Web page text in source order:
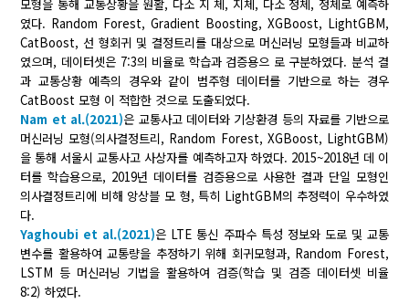
모형을 통해 교통상황을 원활, 다소 지 체, 지체, 다소 정체, 정체로 예측하
였다. Random Forest, Gradient Boosting, XGBoost, LightGBM,
CatBoost, 선 형회귀 및 결정트리를 대상으로 머신러닝 모형들과 비교하
였으며, 데이터셋은 7:3의 비율로 학습과 검증용으 로 구분하였다. 분석 결
과 교통상황 예측의 경우와 같이 범주형 데이터를 기반으로 하는 경우
CatBoost 모형 이 적합한 것으로 도출되었다.
Nam et al.(2021)은 교통사고 데이터와 기상환경 등의 자료를 기반으로
머신러닝 모형(의사결정트리, Random Forest, XGBoost, LightGBM)
을 통해 서울시 교통사고 사상자를 예측하고자 하였다. 2015~2018년 데 이
터를 학습용으로, 2019년 데이터를 검증용으로 사용한 결과 단일 모형인
의사결정트리에 비해 앙상블 모 형, 특히 LightGBM의 추정력이 우수하였
다.
Yaghoubi et al.(2021)은 LTE 통신 주파수 특성 정보와 도로 및 교통
변수를 활용하여 교통량을 추정하기 위해 회귀모형과, Random Forest,
LSTM 등 머신러닝 기법을 활용하여 검증(학습 및 검증 데이터셋 비율
8:2) 하였다.